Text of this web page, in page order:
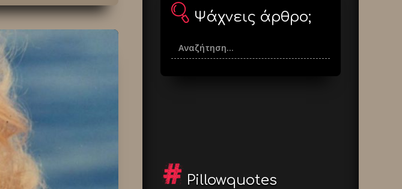
Ψάχνεις άρθρο;
Pillowquotes